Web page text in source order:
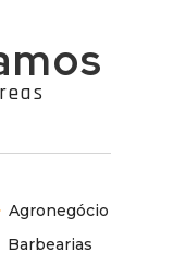
Agronegócio
Barbearias